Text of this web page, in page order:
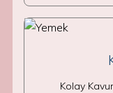
Kolay